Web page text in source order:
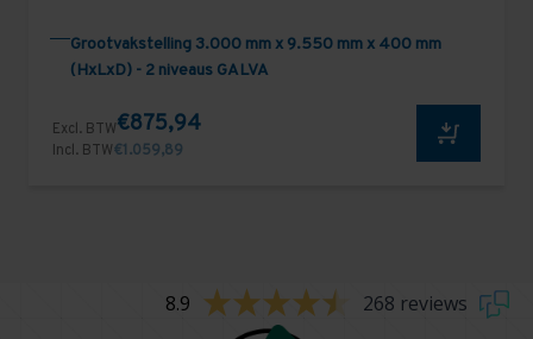
Grootvakstelling 3.000 mm x 9.550 mm x 400 mm
(HxLxD) - 2 niveaus GALVA
Excl. BTW€875,94
Incl. BTW€1.059,89
8.9 268 reviews